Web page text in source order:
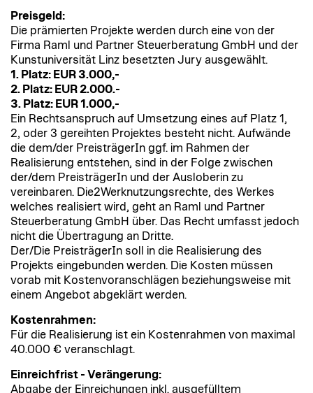
Preisgeld:
Die prämierten Projekte werden durch eine von der
Firma Raml und Partner Steuerberatung GmbH und der
Kunstuniversität Linz besetzten Jury ausgewählt.
1. Platz: EUR 3.000,-
2. Platz: EUR 2.000.-
3. Platz: EUR 1.000,-
Ein Rechtsanspruch auf Umsetzung eines auf Platz 1,
2, oder 3 gereihten Projektes besteht nicht. Aufwände
die dem/der PreisträgerIn ggf. im Rahmen der
Realisierung entstehen, sind in der Folge zwischen
der/dem PreisträgerIn und der Ausloberin zu
vereinbaren. Die2Werknutzungsrechte, des Werkes
welches realisiert wird, geht an Raml und Partner
Steuerberatung GmbH über. Das Recht umfasst jedoch
nicht die Übertragung an Dritte.
Der/Die PreisträgerIn soll in die Realisierung des
Projekts eingebunden werden. Die Kosten müssen
vorab mit Kostenvoranschlägen beziehungsweise mit
einem Angebot abgeklärt werden.
Kostenrahmen:
Für die Realisierung ist ein Kostenrahmen von maximal
40.000 € veranschlagt.
Einreichfrist - Verängerung:
Abgabe der Einreichungen inkl. ausgefülltem